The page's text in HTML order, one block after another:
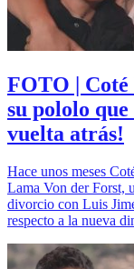
FOTO | Coté
su pololo
vuelta atrás!
Hace unos meses
Lama Von der Forst,
divorcio con Luis
respecto a la nueva